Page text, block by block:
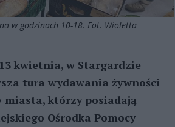
w godzinach 10-18. Fot. Wioletta
kwietnia, w Stargardzie
tura wydawania żywności
miasta, którzy posiadają
Ośrodka Pomocy